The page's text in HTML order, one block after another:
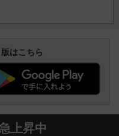
はこちら
上昇中